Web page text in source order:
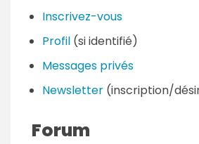
Inscrivez-vous
Profil (si identifié)
Messages privés
Newsletter (inscription/
Forum